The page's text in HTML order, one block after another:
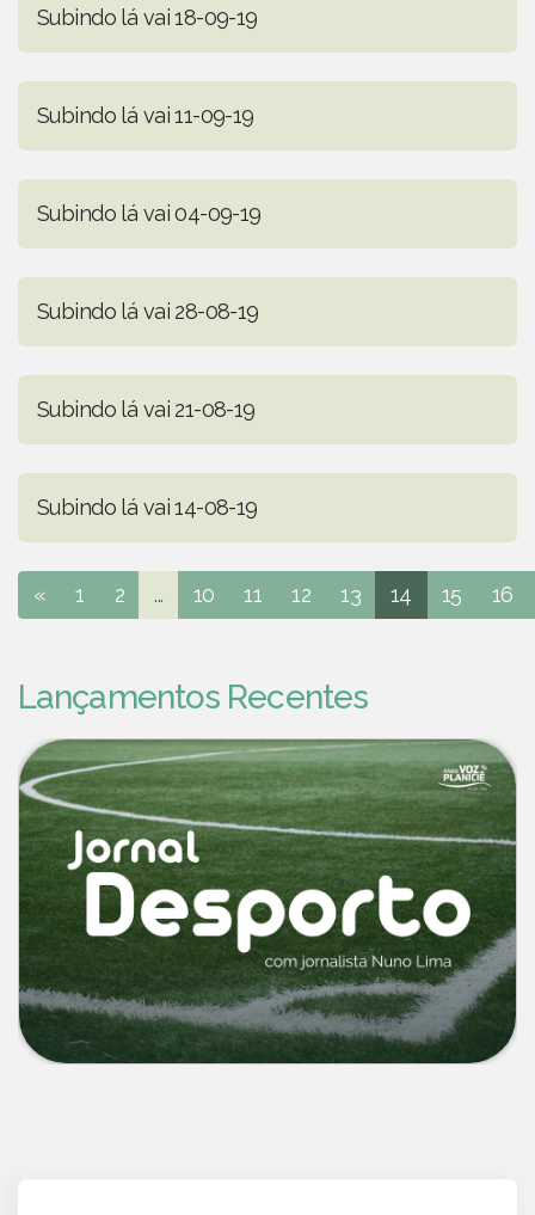
Subindo lá vai 18-09-19
Subindo lá vai 11-09-19
Subindo lá vai 04-09-19
Subindo lá vai 28-08-19
Subindo lá vai 21-08-19
Subindo lá vai 14-08-19
« 1 2 ... 10 11 12 13 14 15 16
Lançamentos Recentes